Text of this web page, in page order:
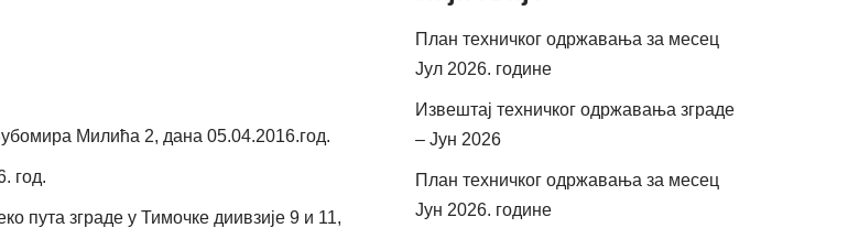
Милића 2, дана 05.04.2016.год.
год.
пута зграде у Тимочке диивзије 9 и 11,
План техничког одржавања за месец
Јул 2026. године
Извештај техничког одржавања зграде
– Јун 2026
План техничког одржавања за месец
Јун 2026. године